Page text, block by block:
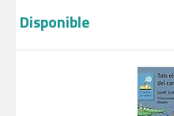
Disponible